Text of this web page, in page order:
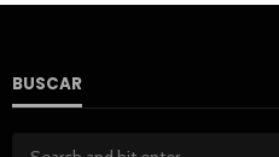
BUSCAR